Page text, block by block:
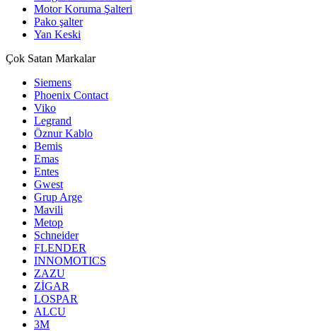
Motor Koruma Şalteri
Pako şalter
Yan Keski
Çok Satan Markalar
Siemens
Phoenix Contact
Viko
Legrand
Öznur Kablo
Bemis
Emas
Entes
Gwest
Grup Arge
Mavili
Metop
Schneider
FLENDER
INNOMOTICS
ZAZU
ZİGAR
LOSPAR
ALCU
3M